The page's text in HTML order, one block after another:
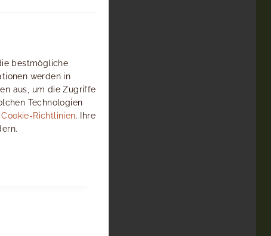
bestmögliche
werden in
aus, um die Zugriffe
Technologien
Cookie-Richtlinien. Ihre